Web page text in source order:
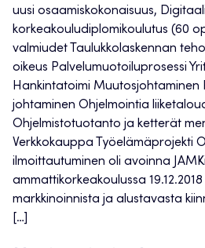
uusi osaamiskokonaisuus,
korkeakouludiplomikoulutus (60
valmiudet Taulukkolaskennan
oikeus Palvelumuotoiluprosessi
Hankintatoimi Muutosjohtaminen
johtaminen Ohjelmointia
Ohjelmistotuotanto ja ketterät
Verkkokauppa Työelämäprojekti
ilmoittautuminen oli avoinna
ammattikorkeakoulussa
markkinoinnista ja alustavasta
[…]